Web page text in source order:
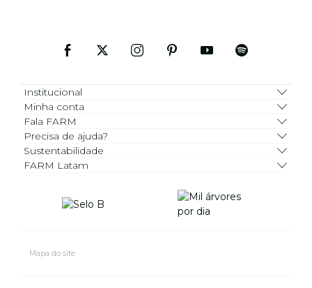
Institucional
Minha conta
Fala FARM
Precisa de ajuda?
Sustentabilidade
FARM Latam
Mapa do site